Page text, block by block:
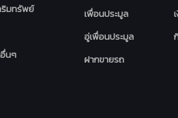
มทรัพย์
นๆ
เพื่อนประมูล
อู่เพื่อนประมูล
ฝากขายรถ